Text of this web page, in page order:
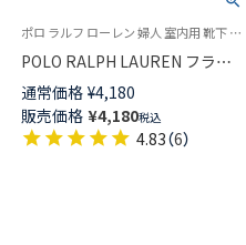
ポロ ラルフ ローレン 婦人 室内用 靴下 2024FW パイルソックス
POLO RALPH LAUREN フラッ
グベア ポロベア ハマグリ ルー
ムソックス 足底滑り止め付き
レディース 03228540
通常価格 ¥4,180
販売価格 ¥4,180税込
4.83（6）